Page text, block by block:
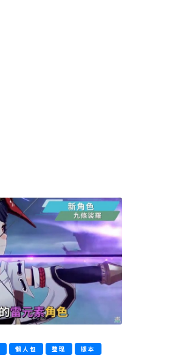
懶人包 整理 版本